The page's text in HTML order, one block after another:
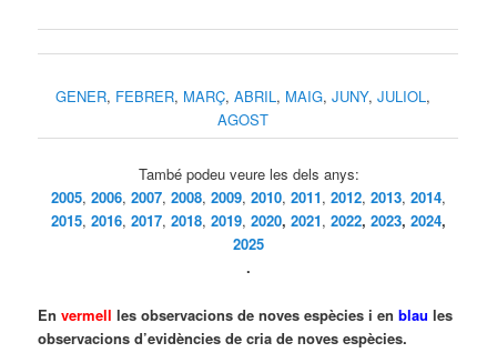
GENER, FEBRER, MARÇ, ABRIL, MAIG, JUNY, JULIOL,
AGOST
També podeu veure les dels anys:
2005, 2006, 2007, 2008, 2009, 2010, 2011, 2012, 2013, 2014,
2015, 2016, 2017, 2018, 2019, 2020, 2021, 2022, 2023, 2024,
2025
.
Envermell les observacions de noves espècies i enblau les
observacions d’evidències de cria de noves espècies.